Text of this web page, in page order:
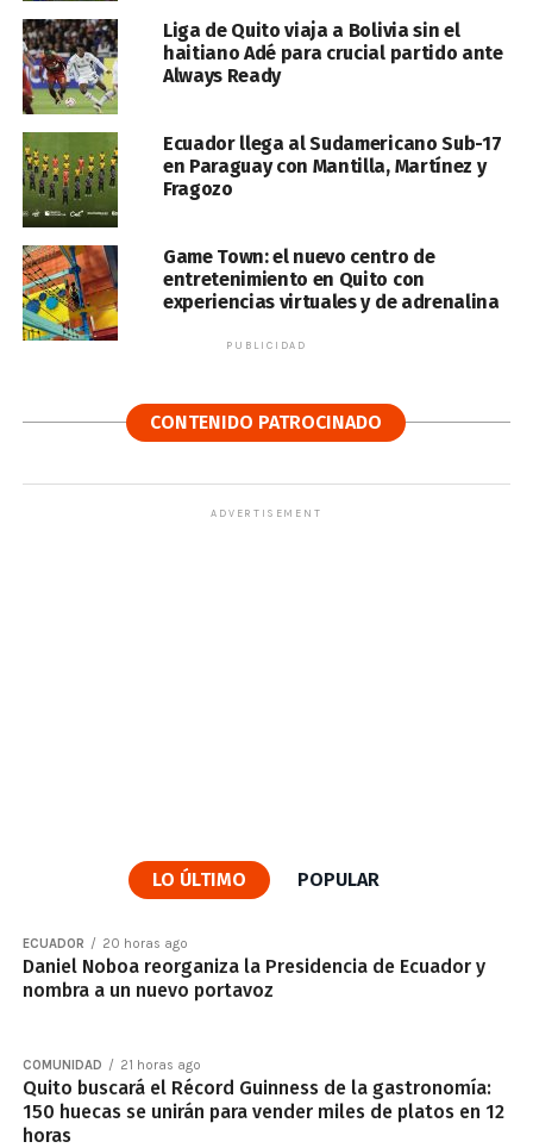
Liga de Quito viaja a Bolivia sin el
haitiano Adé para crucial partido ante
Always Ready
Ecuador llega al Sudamericano Sub-17
en Paraguay con Mantilla, Martínez y
Fragozo
Game Town: el nuevo centro de
entretenimiento en Quito con
experiencias virtuales y de adrenalina
PUBLICIDAD
CONTENIDO PATROCINADO
ADVERTISEMENT
LO ÚLTIMO POPULAR
ECUADOR 20 horas ago
Daniel Noboa reorganiza la Presidencia de Ecuador y
nombra a un nuevo portavoz
COMUNIDAD 21 horas ago
Quito buscará el Récord Guinness de la gastronomía:
150 huecas se unirán para vender miles de platos en 12
horas